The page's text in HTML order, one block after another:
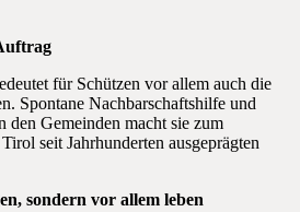
für Schützen vor allem auch die
Spontane Nachbarschaftshilfe und
den Gemeinden macht sie zum
seit Jahrhunderten ausgeprägten
sondern vor allem leben